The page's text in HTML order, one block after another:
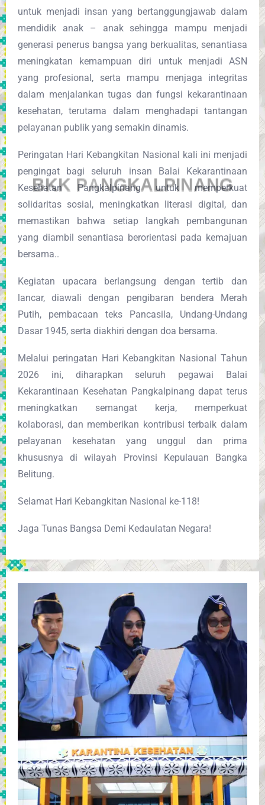
BKK PANGKALPINANG
untuk menjadi insan yang bertanggungjawab dalam
mendidik anak – anak sehingga mampu menjadi
generasi penerus bangsa yang berkualitas, senantiasa
meningkatan kemampuan diri untuk menjadi ASN
yang profesional, serta mampu menjaga integritas
dalam menjalankan tugas dan fungsi kekarantinaan
kesehatan, terutama dalam menghadapi tantangan
pelayanan publik yang semakin dinamis.
Peringatan Hari Kebangkitan Nasional kali ini menjadi
pengingat bagi seluruh insan Balai Kekarantinaan
Kesehatan Pangkalpinang untuk memperkuat
solidaritas sosial, meningkatkan literasi digital, dan
memastikan bahwa setiap langkah pembangunan
yang diambil senantiasa berorientasi pada kemajuan
bersama..
Kegiatan upacara berlangsung dengan tertib dan
lancar, diawali dengan pengibaran bendera Merah
Putih, pembacaan teks Pancasila, Undang-Undang
Dasar 1945, serta diakhiri dengan doa bersama.
Melalui peringatan Hari Kebangkitan Nasional Tahun
2026 ini, diharapkan seluruh pegawai Balai
Kekarantinaan Kesehatan Pangkalpinang dapat terus
meningkatkan semangat kerja, memperkuat
kolaborasi, dan memberikan kontribusi terbaik dalam
pelayanan kesehatan yang unggul dan prima
khususnya di wilayah Provinsi Kepulauan Bangka
Belitung.
Selamat Hari Kebangkitan Nasional ke-118!
Jaga Tunas Bangsa Demi Kedaulatan Negara!